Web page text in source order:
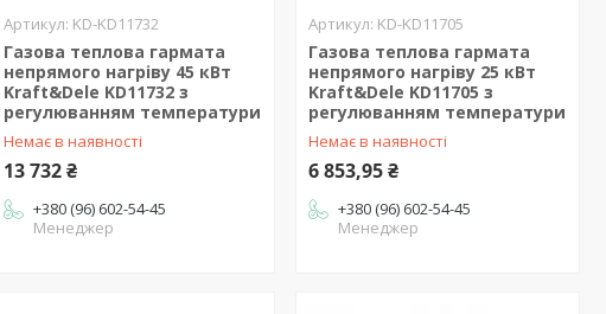
KD-KD11732
Газова теплова гармата
непрямого нагріву 45 кВт
Kraft&Dele KD11732 з
регулюванням температури
Немає в наявності
13 732 ₴
+380 (96) 602-54-45
Менеджер
KD-KD11705
Газова теплова гармата
непрямого нагріву 25 кВт
Kraft&Dele KD11705 з
регулюванням температури
Немає в наявності
6 853,95 ₴
+380 (96) 602-54-45
Менеджер